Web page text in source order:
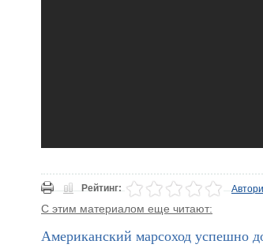
Рейтинг:
С этим материалом еще читают:
Американский марсоход успешно